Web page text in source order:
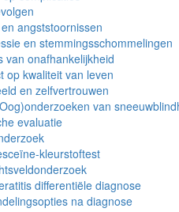
angststoornissen
en stemmingsschommelingen
van onafhankelijkheid
op kwaliteit van leven
en zelfvertrouwen
van
evaluatie
kleurstoftest
differentiële diagnose
na diagnose